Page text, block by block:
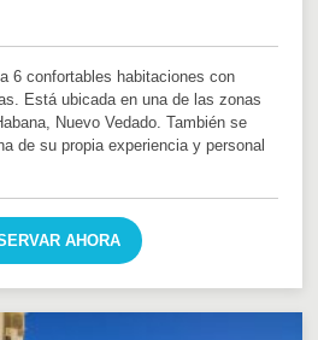
6 confortables habitaciones con
Está ubicada en una de las zonas
Nuevo Vedado. También se
de su propia experiencia y personal
AHORA